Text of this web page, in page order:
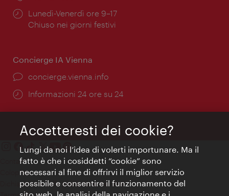
Orari
di
Lunedì-Venerdì ore 9–17
Chiuso nei giorni festivi
Concierge IA Vienna
Ort:
concierge.vienna.info
Öffnungszeiten:
Informazioni 24 ore su 24
Contatti
Colophon
Dichiarazione sulla protezione dei dati
Accetteresti dei cookie?
Lungi da noi l’idea di volerti importunare. Ma il
fatto è che i cosiddetti “cookie” sono
necessari al fine di offrirvi il miglior servizio
possibile e consentire il funzionamento del